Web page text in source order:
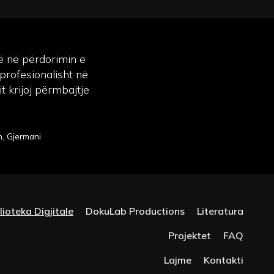
në përdorimin e
në
krijoj përmbajtje
Gjermani
Digjitale DokuLab Productions
Literatura
Projektet
FAQ
Lajme
Kontakti